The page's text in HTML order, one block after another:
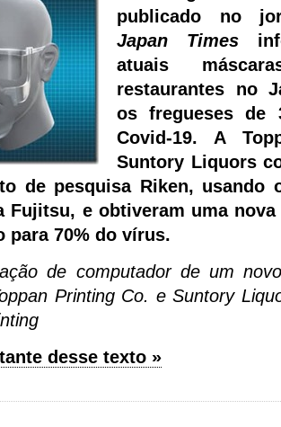
publicado no
Japan Times
atuais
restaurantes no
os fregueses de
Covid-19. A
Suntory Liquors
de pesquisa Riken, usando
Fujitsu, e obtiveram uma
para 70% do vírus.
de computador de um
Printing Co. e Suntory
desse texto »